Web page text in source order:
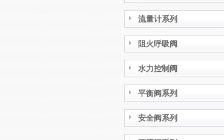
流量计系列
阻火呼吸阀
水力控制阀
平衡阀系列
安全阀系列